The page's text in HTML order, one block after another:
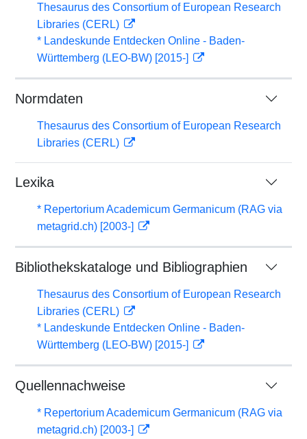
Thesaurus des Consortium of European Research
Libraries (CERL)
* Landeskunde Entdecken Online - Baden-
Württemberg (LEO-BW) [2015-]
Normdaten
Thesaurus des Consortium of European Research
Libraries (CERL)
Lexika
* Repertorium Academicum Germanicum (RAG via
metagrid.ch) [2003-]
Bibliothekskataloge und Bibliographien
Thesaurus des Consortium of European Research
Libraries (CERL)
* Landeskunde Entdecken Online - Baden-
Württemberg (LEO-BW) [2015-]
Quellennachweise
* Repertorium Academicum Germanicum (RAG via
metagrid.ch) [2003-]